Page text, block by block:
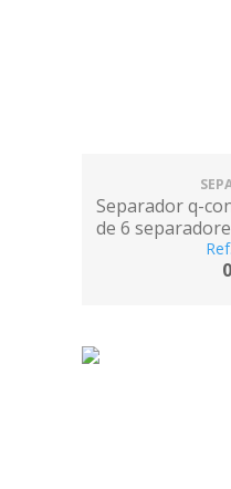
Separador q-
de 6